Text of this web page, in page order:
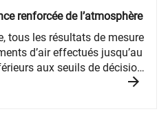
renforcée de l’atmosphère
tous les résultats de mesure
d’air effectués jusqu’au
aux seuils de décision
utilisées, comprises entre